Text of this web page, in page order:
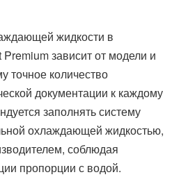
жидкости в
зависит от модели и
точное количество
документации к каждому
заполнять систему
охлаждающей жидкостью,
соблюдая
пропорции с водой.